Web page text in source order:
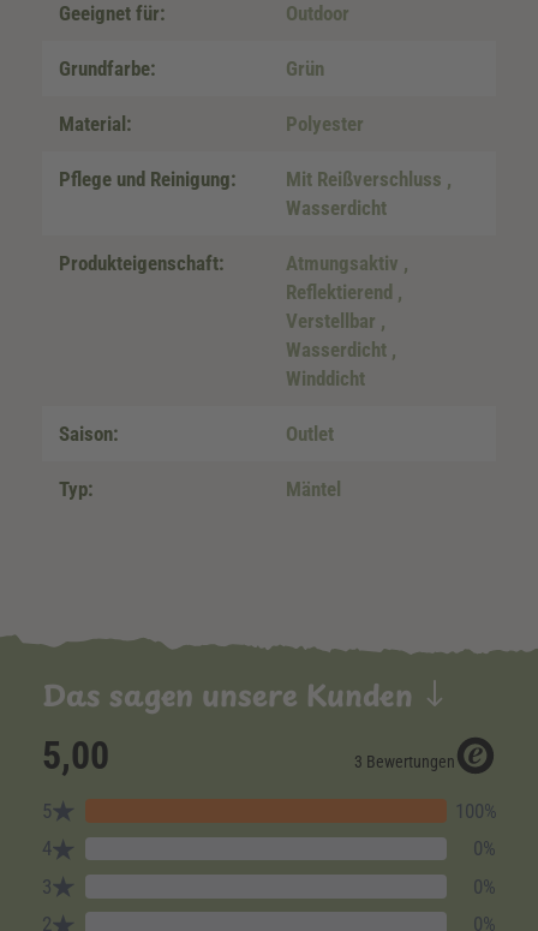
Geeignet für: Outdoor
Grundfarbe: Grün
Material: Polyester
Pflege und Reinigung: Mit Reißverschluss ,
Wasserdicht
Produkteigenschaft: Atmungsaktiv ,
Reflektierend ,
Verstellbar ,
Wasserdicht ,
Winddicht
Saison: Outlet
Typ: Mäntel
Das sagen unsere Kunden